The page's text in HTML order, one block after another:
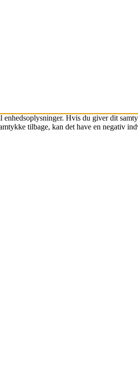
Hvis du giver dit
tilbage, kan det have en negativ